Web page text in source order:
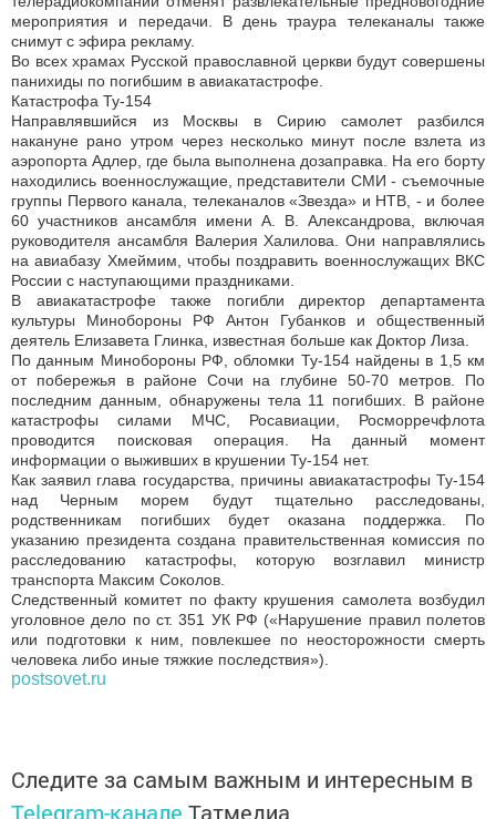
мероприятия и передачи. В день траура телеканалы также
снимут с эфира рекламу.
Во всех храмах Русской православной церкви будут совершены
панихиды по погибшим в авиакатастрофе.
Катастрофа Ту-154
Направлявшийся из Москвы в Сирию самолет разбился
накануне рано утром через несколько минут после взлета из
аэропорта Адлер, где была выполнена дозаправка. На его борту
находились военнослужащие, представители СМИ - съемочные
группы Первого канала, телеканалов «Звезда» и НТВ, - и более
60 участников ансамбля имени А. В. Александрова, включая
руководителя ансамбля Валерия Халилова. Они направлялись
на авиабазу Хмеймим, чтобы поздравить военнослужащих ВКС
России с наступающими праздниками.
В авиакатастрофе также погибли директор департамента
культуры Минобороны РФ Антон Губанков и общественный
деятель Елизавета Глинка, известная больше как Доктор Лиза.
По данным Минобороны РФ, обломки Ту-154 найдены в 1,5 км
от побережья в районе Сочи на глубине 50-70 метров. По
последним данным, обнаружены тела 11 погибших. В районе
катастрофы силами МЧС, Росавиации, Росморречфлота
проводится поисковая операция. На данный момент
информации о выживших в крушении Ту-154 нет.
Как заявил глава государства, причины авиакатастрофы Ту-154
над Черным морем будут тщательно расследованы,
родственникам погибших будет оказана поддержка. По
указанию президента создана правительственная комиссия по
расследованию катастрофы, которую возглавил министр
транспорта Максим Соколов.
Следственный комитет по факту крушения самолета возбудил
уголовное дело по ст. 351 УК РФ («Нарушение правил полетов
или подготовки к ним, повлекшее по неосторожности смерть
человека либо иные тяжкие последствия»).
postsovet.ru
Следите за самым важным и интересным в
Telegram-канале Татмедиа